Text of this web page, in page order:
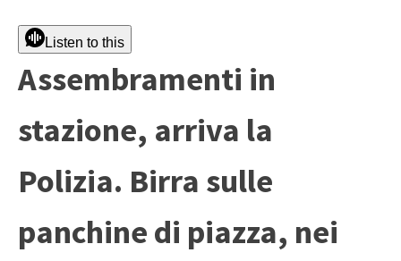
Listen to this
Assembramenti in
stazione, arriva la
Polizia. Birra sulle
panchine di piazza, nei